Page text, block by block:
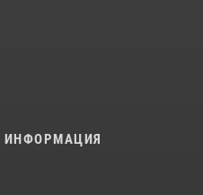
ИНФОРМАЦИЯ